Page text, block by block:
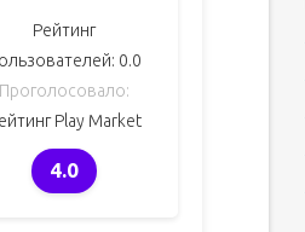
Рейтинг
0.0
Проголосовало:
Play Market
4.0